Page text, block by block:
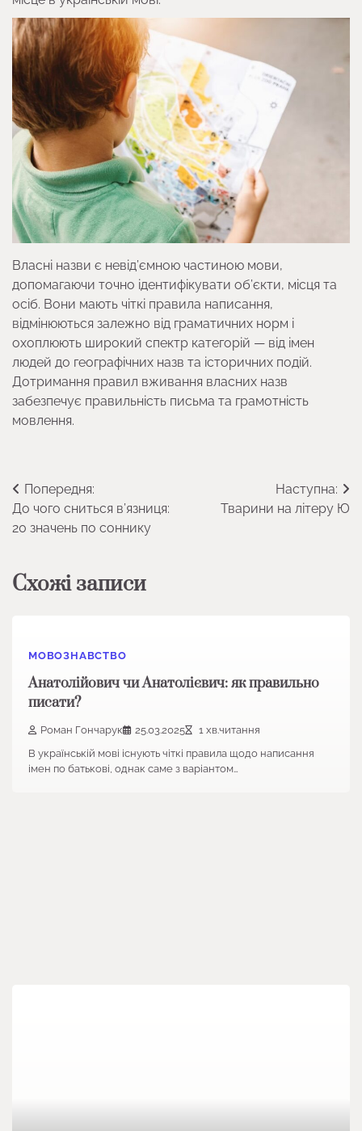
Власні назви є невід’ємною частиною мови,
допомагаючи точно ідентифікувати об’єкти, місця та
осіб. Вони мають чіткі правила написання,
відмінюються залежно від граматичних норм і
охоплюють широкий спектр категорій — від імен
людей до географічних назв та історичних подій.
Дотримання правил вживання власних назв
забезпечує правильність письма та грамотність
мовлення.
Навігація
записів
Попередня:
До чого сниться в’язниця:
20 значень по соннику
Наступна:
Тварини на літеру Ю
Схожі записи
МОВОЗНАВСТВО
Анатолійович чи Анатолієвич: як правильно
писати?
Роман Гончарук 25.03.2025
1 хв.читання
В українській мові існують чіткі правила щодо написання
імен по батькові, однак саме з варіантом…